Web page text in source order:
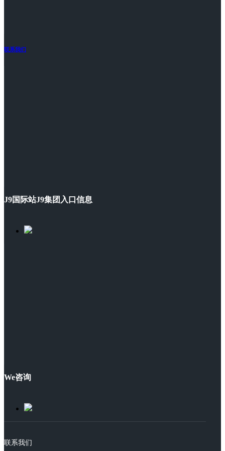
联系我们
J9国际站J9集团入口信息
We咨询
联系我们